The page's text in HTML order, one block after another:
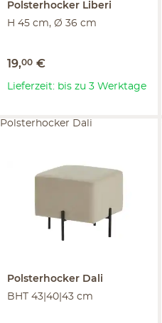
Polsterhocker Liberi
H 45 cm, Ø 36 cm
19,00 €
Lieferzeit: bis zu 3 Werktage
Polsterhocker Dali
BHT 43|40|43 cm
Polsterhocker Dali